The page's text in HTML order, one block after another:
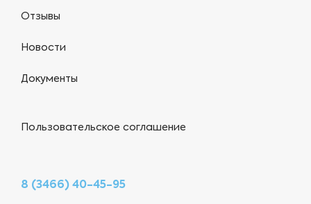
Отзывы
Новости
Документы
Пользовательское соглашение
8 (3466) 40-45-95